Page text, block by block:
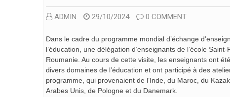
ADMIN 29/10/2024 0 COMMENT
Dans le cadre du programme mondial d’échange
l’éducation, une délégation d’enseignants de l’école
Roumanie. Au cours de cette visite, les enseignants ont
divers domaines de l’éducation et ont participé à des
programme, qui provenaient de l’Inde, du Maroc, du
Arabes Unis, de Pologne et du Danemark.